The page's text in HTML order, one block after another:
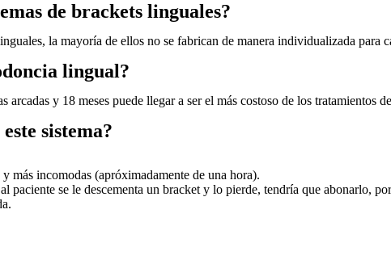
de brackets linguales?
la mayoría de ellos no se fabrican de manera individualizada
lingual?
arcadas y 18 meses puede llegar a ser el más costoso de los tratamientos
sistema?
más incomodas (apróximadamente de una hora).
paciente se le descementa un bracket y lo pierde, tendría que abonarlo,